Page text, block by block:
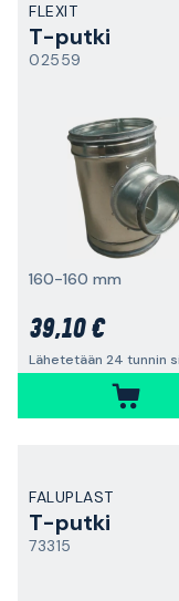
FLEXIT
T-putki
02559
160-160 mm
39,10 €
Lähetetään 24 tunnin
FALUPLAST
T-putki
73315